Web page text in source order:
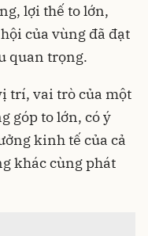
lợi thế to lớn,
của vùng đã đạt
quan trọng.
trí, vai trò của một
góp to lớn, có ý
kinh tế của cả
khác cùng phát